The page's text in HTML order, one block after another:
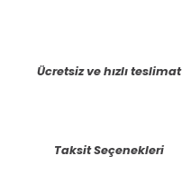
Ücretsiz ve hızlı teslimat
Taksit Seçenekleri